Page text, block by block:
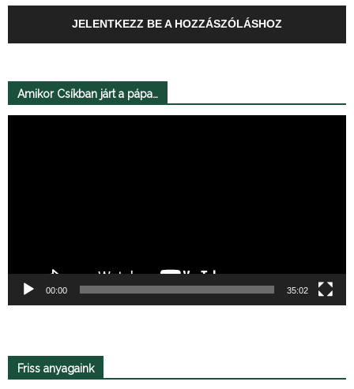
JELENTKEZZ BE A HOZZÁSZÓLÁSHOZ
Amikor Csíkban járt a pápa…
00:00 35:02
Friss anyagaink